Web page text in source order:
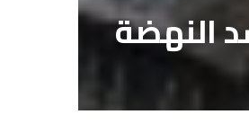
النهضة